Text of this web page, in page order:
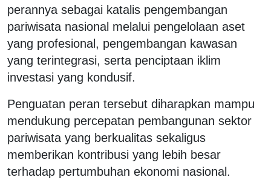
perannya sebagai katalis pengembangan
pariwisata nasional melalui pengelolaan aset
yang profesional, pengembangan kawasan
yang terintegrasi, serta penciptaan iklim
investasi yang kondusif.
Penguatan peran tersebut diharapkan mampu
mendukung percepatan pembangunan sektor
pariwisata yang berkualitas sekaligus
memberikan kontribusi yang lebih besar
terhadap pertumbuhan ekonomi nasional.